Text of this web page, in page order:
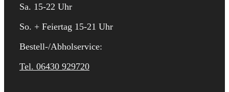
Sa. 15-22 Uhr
So. + Feiertag 15-21 Uhr
Bestell-/Abholservice:
Tel. 06430 929720